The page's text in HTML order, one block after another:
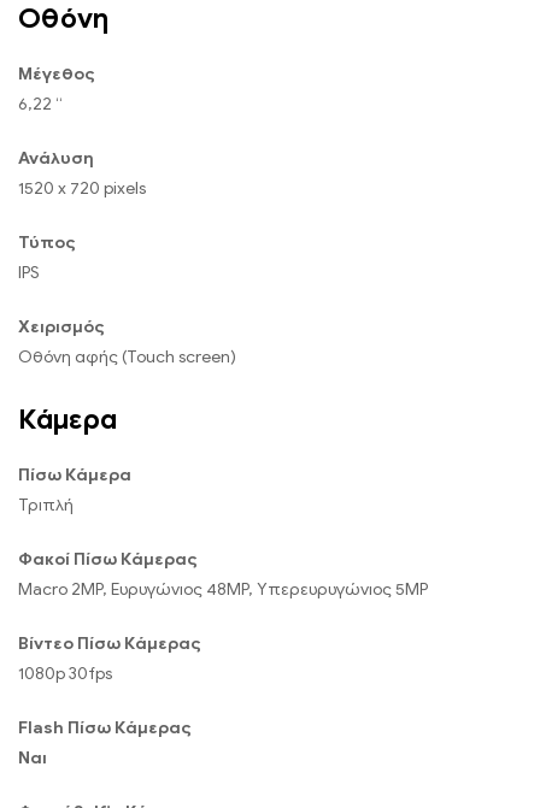
Οθόνη
Μέγεθος
6,22 “
Ανάλυση
1520 x 720 pixels
Τύπος
IPS
Χειρισμός
Οθόνη αφής (Touch screen)
Κάμερα
Πίσω Κάμερα
Τριπλή
Φακοί Πίσω Κάμερας
Macro 2MP, Ευρυγώνιος 48MP, Υπερευρυγώνιος 5MP
Βίντεο Πίσω Κάμερας
1080p 30fps
Flash Πίσω Κάμερας
Ναι